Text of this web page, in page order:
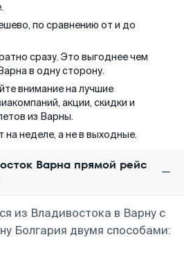
по сравнению от и до
сразу. Это выгоднее чем
в одну сторону.
внимание на лучшие
акции, скидки и
из Варны.
на неделе, а не в выходные.
Варна прямой рейс
из Владивостока в Варну с
Болгария двумя способами: